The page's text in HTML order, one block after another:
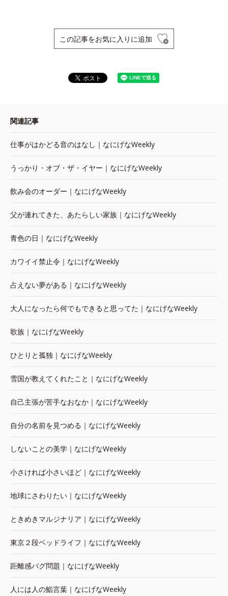
この記事をお気に入りに追加
関連記事
仕事がはかどる音のはなし｜なにげなWeekly
うっかり・オブ・ザ・イヤー｜なにげなWeekly
飲み会のオーダー｜なにげなWeekly
父が連れてきた、あたらしい家族｜なにげなWeekly
青色の日｜なにげなWeekly
カワイイ禁止令｜なにげなWeekly
占えない夢がある｜なにげなWeekly
大人になったら何でもできると思ってた｜なにげなWeekly
歌族｜なにげなWeekly
ひとりと孤独｜なにげなWeekly
雪国が教えてくれたこと｜なにげなWeekly
自己主張が苦手なおなか｜なにげなWeekly
自分の名前を見つめる｜なにげなWeekly
しないことの美学｜なにげなWeekly
小さければ小さいほど｜なにげなWeekly
地球にさわりたい｜なにげなWeekly
ときめきマルジナリア｜なにげなWeekly
東京２段ベッドライフ｜なにげなWeekly
距離感バグ問題｜なにげなWeekly
人には人の鮨言葉｜なにげなWeekly